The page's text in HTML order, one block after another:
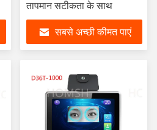
तापमान सटीकता के साथ
सबसे अच्छी कीमत पाएं